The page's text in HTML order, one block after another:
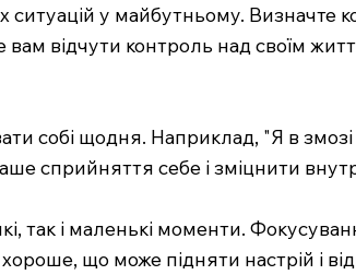
ситуацій у майбутньому. Визначте
відчути контроль над своїм
собі щодня. Наприклад, "Я в змозі
сприйняття себе і зміцнити
так і маленькі моменти.
що може підняти настрій і